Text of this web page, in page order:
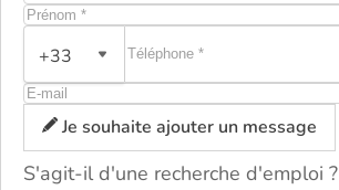
+33
Je souhaite ajouter un message
S'agit-il d'une recherche d'emploi ?
ou